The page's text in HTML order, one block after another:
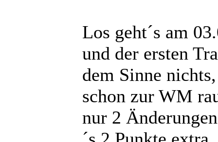
Los geht´s am
und der ersten
dem Sinne
schon zur WM
nur 2